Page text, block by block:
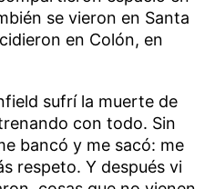
se vieron en Santa
en Colón, en
sufrí la muerte de
con todo. Sin
bancó y me sacó: me
respeto. Y después vi